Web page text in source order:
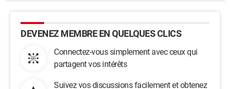
DEVENEZ MEMBRE EN QUELQUES CLICS
Connectez-vous simplement avec ceux qui
partagent vos intérêts
Suivez vos discussions facilement et obtenez